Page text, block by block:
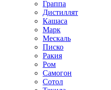
Граппа
Дистиллят
Кашаса
Марк
Мескаль
Писко
Ракия
Ром
Самогон
Сотол